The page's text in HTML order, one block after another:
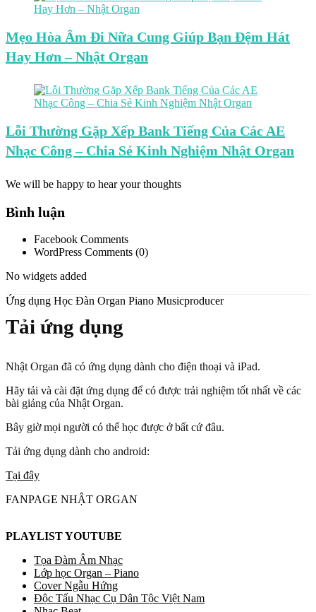
Mẹo Hòa Âm Đi Nữa Cung Giúp Bạn Đệm Hát
Hay Hơn – Nhật Organ
Lỗi Thường Gặp Xếp Bank Tiếng Của Các AE
Nhạc Công – Chia Sẻ Kinh Nghiệm Nhật Organ
We will be happy to hear your thoughts
Bình luận
Facebook Comments
WordPress Comments (0)
No widgets added
Ứng dụng Học Đàn Organ Piano Musicproducer
Tải ứng dụng
Nhật Organ đã có ứng dụng dành cho điện thoại và iPad.
Hãy tải và cài đặt ứng dụng để có được trải nghiệm tốt nhất về các
bài giảng của Nhật Organ.
Bây giờ mọi người có thể học được ở bất cứ đâu.
Tải ứng dụng dành cho android:
Tại đây
FANPAGE NHẬT ORGAN
PLAYLIST YOUTUBE
Tọa Đàm Âm Nhạc
Lớp học Organ – Piano
Cover Ngẫu Hứng
Độc Tấu Nhạc Cụ Dân Tộc Việt Nam